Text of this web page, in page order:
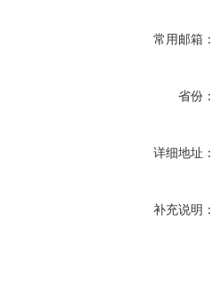
常用邮箱：
省份：
详细地址：
补充说明：